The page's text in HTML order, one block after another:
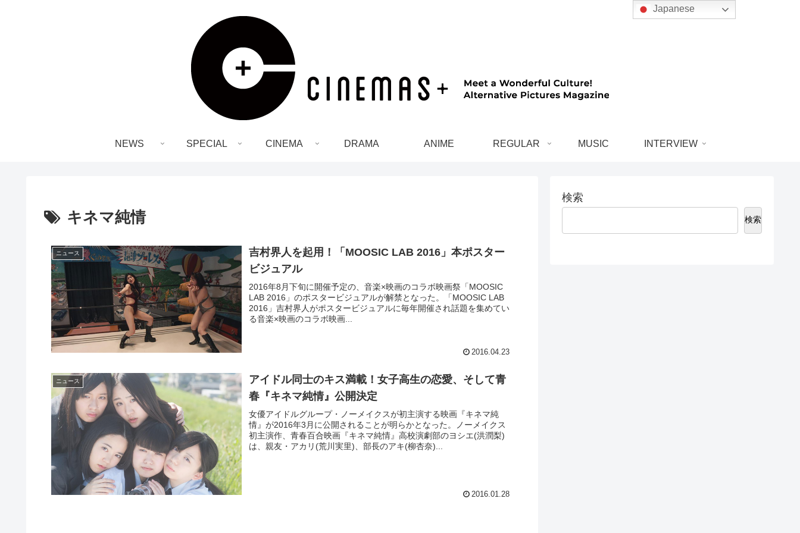
NEWS SPECIAL CINEMA DRAMA ANIME REGULAR MUSIC INTERVIEW
キネマ純情
ニュース
吉村界人を起用！「MOOSIC LAB 2016」本ポスター
ビジュアル
2016年8月下旬に開催予定の、音楽×映画のコラボ映画祭「MOOSIC
LAB 2016」のポスタービジュアルが解禁となった。「MOOSIC LAB
2016」吉村界人がポスタービジュアルに毎年開催され話題を集めてい
る音楽×映画のコラボ映画...
2016.04.23
ニュース
アイドル同士のキス満載！女子高生の恋愛、そして青
春『キネマ純情』公開決定
女優アイドルグループ・ノーメイクスが初主演する映画『キネマ純
情』が2016年3月に公開されることが明らかとなった。ノーメイクス
初主演作、青春百合映画『キネマ純情』高校演劇部のヨシエ(洪潤梨)
は、親友・アカリ(荒川実里)、部長のアキ(柳杏奈)...
2016.01.28
検索
検索
Japanese